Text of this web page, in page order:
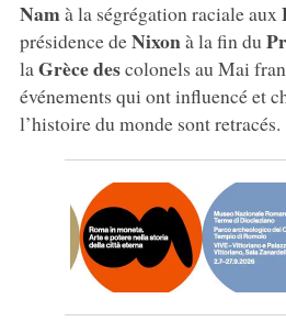
Namà la ségrégation raciale aux
présidence deNixonà la fin du
la Grèce descolonels au Mai
événements qui ont influencé et
l’histoire du monde sont retracés.